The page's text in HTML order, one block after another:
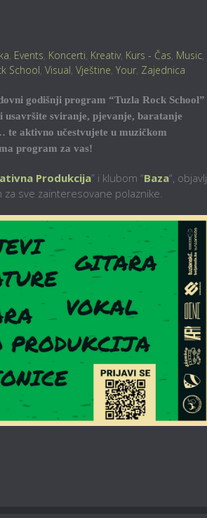
, Events, Koncerti, Kreativ, Kurs - Čas, Music,
School, Visual, Vještine, Your, Zajednica
godišnji program “Tuzla Rock School”
sviranje, pjevanje, baratanje
aktivno učestvujete u muzičkom
program za vas!
Produkcija” i klubom “Baza“,
sve zainteresovane polaznike.